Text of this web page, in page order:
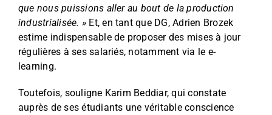
que nous puissions aller au bout de la production
industrialisée. » Et, en tant que DG, Adrien Brozek
estime indispensable de proposer des mises à jour
régulières à ses salariés, notamment via le e-
learning.
Toutefois, souligne Karim Beddiar, qui constate
auprès de ses étudiants une véritable conscience